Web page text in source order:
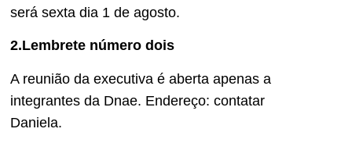
será sexta dia 1 de agosto.
2.Lembrete número dois
A reunião da executiva é aberta apenas a
integrantes da Dnae. Endereço: contatar
Daniela.